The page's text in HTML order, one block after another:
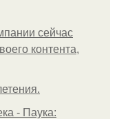
сейчас
контента,
- Паука: